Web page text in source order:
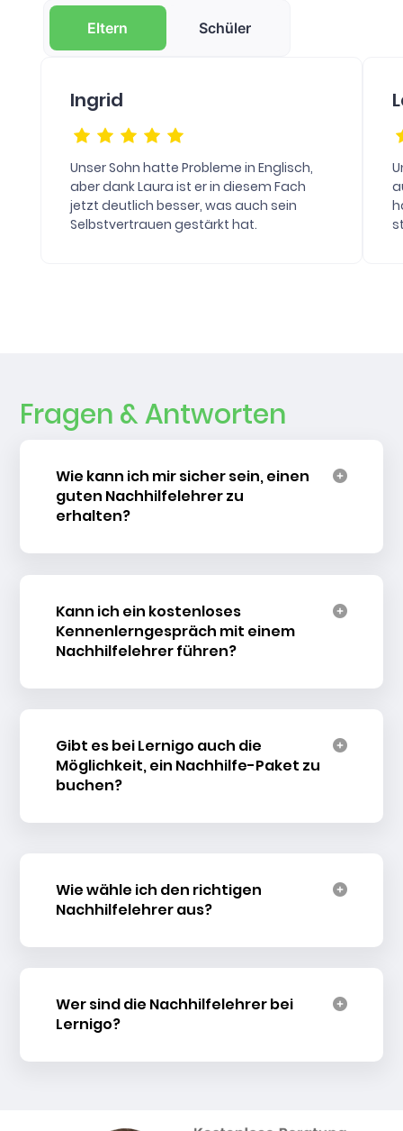
Eltern Schüler
Ingrid
Unser Sohn hatte Probleme in Englisch,
aber dank Laura ist er in diesem Fach
jetzt deutlich besser, was auch sein
Selbstvertrauen gestärkt hat.
Fragen & Antworten
Wie kann ich mir sicher sein, einen
guten Nachhilfelehrer zu
erhalten?
Kann ich ein kostenloses
Kennenlerngespräch mit einem
Nachhilfelehrer führen?
Gibt es bei Lernigo auch die
Möglichkeit, ein Nachhilfe-Paket zu
buchen?
Wie wähle ich den richtigen
Nachhilfelehrer aus?
Wer sind die Nachhilfelehrer bei
Lernigo?